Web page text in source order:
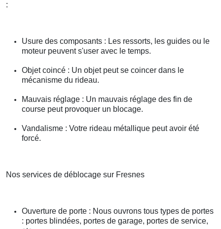
:
Usure des composants : Les ressorts, les guides ou le
moteur peuvent s'user avec le temps.
Objet coincé : Un objet peut se coincer dans le
mécanisme du rideau.
Mauvais réglage : Un mauvais réglage des fin de
course peut provoquer un blocage.
Vandalisme : Votre rideau métallique peut avoir été
forcé.
Nos services de déblocage sur Fresnes
Ouverture de porte : Nous ouvrons tous types de portes
: portes blindées, portes de garage, portes de service,